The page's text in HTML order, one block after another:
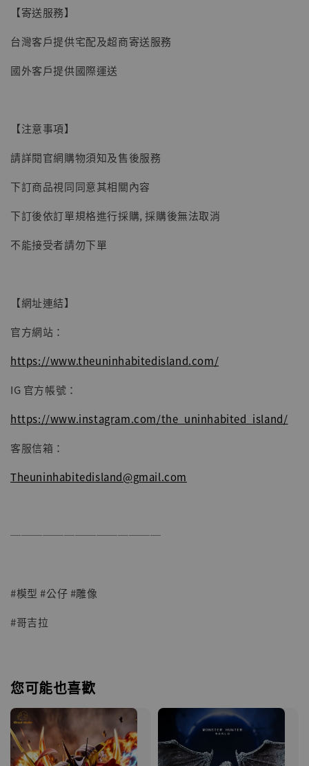
【現貨】BJSTUDIO 1/6系列可動蒐藏人偶 讓
NT$ 4,980
NT$ 5,300
【寄送服務】
台灣客戶提供宅配及超商寄送服務
國外客戶提供國際運送
【注意事項】
請詳閱官網購物須知及售後服務
下訂商品視同同意其相關內容
下訂後依訂單規格進行採購, 採購後無法取消
不能接受者請勿下單
【網址連結】
官方網站：
https://www.theuninhabitedisland.com/
IG 官方帳號：
https://www.instagram.com/the_uninhabited_island/
客服信箱：
Theuninhabitedisland@gmail.com
──────────────
#模型 #公仔 #雕像
#哥吉拉
您可能也喜歡